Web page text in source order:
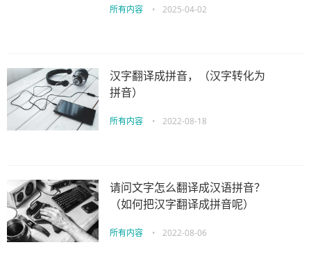
所有内容 • 2025-04-02
汉字翻译成拼音，（汉字转化为
拼音）
所有内容 • 2022-08-18
请问文字怎么翻译成汉语拼音？
（如何把汉字翻译成拼音呢）
所有内容 • 2022-08-06